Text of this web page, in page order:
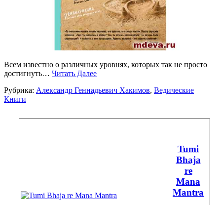
Всем известно о различных уровнях, которых так не просто
достигнуть… Читать Далее
Рубрика: Александр Геннадьевич Хакимов, Ведические
Книги
Tumi
Bhaja
re
Mana
Mantra